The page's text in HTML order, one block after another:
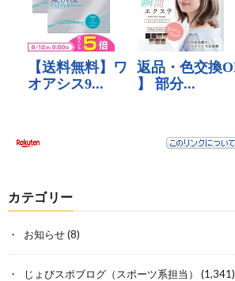
カテゴリー
お知らせ(8)
じょびスポブログ（スポーツ系担当） (1,341)